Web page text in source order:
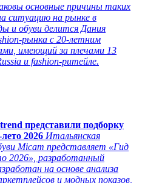
основные причины таких
ситуацию на рынке в
и обуви делится Дания
рынка с 20-летним
имеющий за плечами 13
и fashion-ритейле.
представили подборку
2026 Итальянская
Micam представляет «Гид
2026», разработанный
на основе анализа
и модных показов,